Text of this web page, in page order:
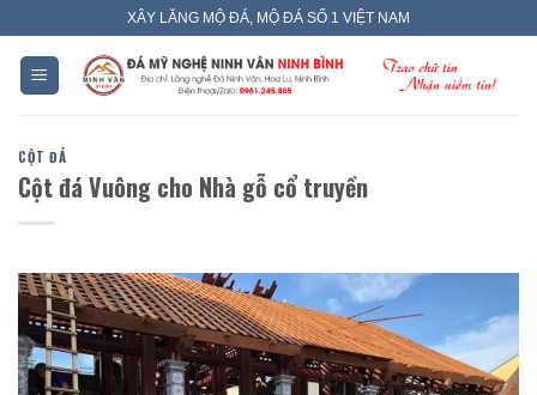
content
XÂY LĂNG MỘ ĐÁ, MỘ ĐÁ SỐ 1 VIỆT NAM
CỘT ĐÁ
Cột đá Vuông cho Nhà gỗ cổ truyền